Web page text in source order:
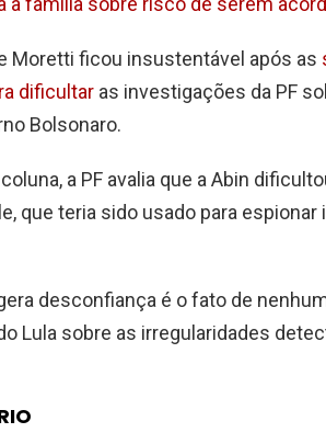
Moretti ficou insustentável após as
dificultar as investigações da PF
Bolsonaro.
a PF avalia que a Abin
que teria sido usado para
desconfiança é o fato de
Lula sobre as irregularidades